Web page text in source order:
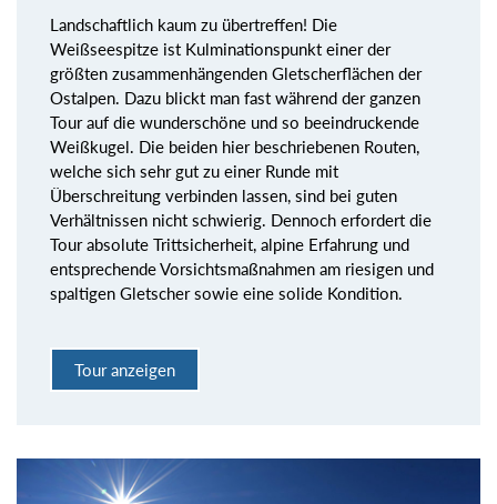
Landschaftlich kaum zu übertreffen! Die
Weißseespitze ist Kulminationspunkt einer der
größten zusammenhängenden Gletscherflächen der
Ostalpen. Dazu blickt man fast während der ganzen
Tour auf die wunderschöne und so beeindruckende
Weißkugel. Die beiden hier beschriebenen Routen,
welche sich sehr gut zu einer Runde mit
Überschreitung verbinden lassen, sind bei guten
Verhältnissen nicht schwierig. Dennoch erfordert die
Tour absolute Trittsicherheit, alpine Erfahrung und
entsprechende Vorsichtsmaßnahmen am riesigen und
spaltigen Gletscher sowie eine solide Kondition.
Tour anzeigen